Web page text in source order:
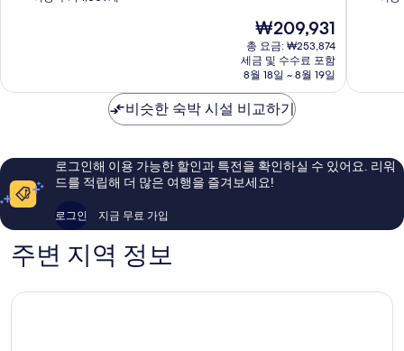
체
구
최
이
후
기
현
재
요
금
₩209,931
₩209,931
총 요금: ₩253,874
세금 및 수수료 포함
8월 18일 ~ 8월 19일
역
매
해
요,
비슷한 숙박 시설 비교하기
로그인해 이용 가능한 할인과 특전을 확인하실 수 있어요. 리워
드를 적립해 더 많은 여행을 즐겨보세요!
로그인 지금 무료 가입
주변 지역 정보